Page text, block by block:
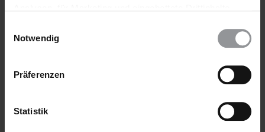
wieder ändern. Diesen Banner kannst Du über den Link
Notwendig
Präferenzen
Statistik
Bürgermeister von Jerusalem
Mayor of Jerusalem
Jerusalem 91007